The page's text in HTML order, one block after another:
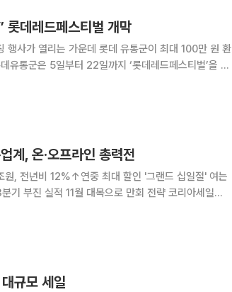
데레드페스티벌 개막
행사가 열리는 가운데 롯데 유통군이 최대 100만 원 환
해로
계, 온·오프라인 총력전
원, 전년비 12%↑연중 최대 할인 '그랜드 십일절' 여는
실적 11월 대목으로 만회 전략 코리아세일페
대
규모 세일